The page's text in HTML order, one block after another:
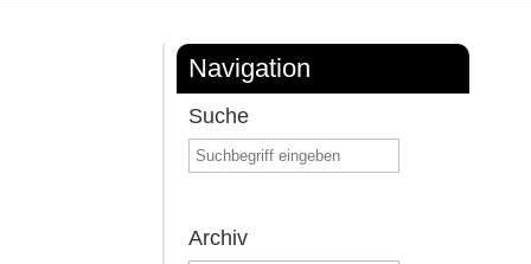
Navigation
Suche
Archiv